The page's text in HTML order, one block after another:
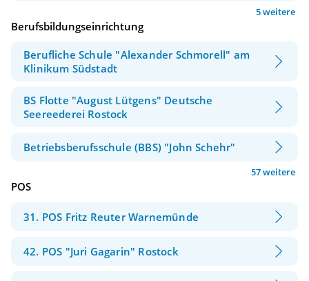
5 weitere
Berufsbildungseinrichtung
Berufliche Schule "Alexander Schmorell" am
Klinikum Südstadt
BS Flotte "August Lütgens" Deutsche
Seereederei Rostock
Betriebsberufsschule (BBS) "John Schehr"
57 weitere
POS
31. POS Fritz Reuter Warnemünde
42. POS "Juri Gagarin" Rostock